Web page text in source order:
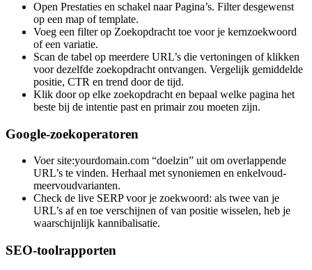
Open Prestaties en schakel naar Pagina’s. Filter desgewenst
op een map of template.
Voeg een filter op Zoekopdracht toe voor je kernzoekwoord
of een variatie.
Scan de tabel op meerdere URL’s die vertoningen of klikken
voor dezelfde zoekopdracht ontvangen. Vergelijk gemiddelde
positie, CTR en trend door de tijd.
Klik door op elke zoekopdracht en bepaal welke pagina het
beste bij de intentie past en primair zou moeten zijn.
Google-zoekoperatoren
Voer site:yourdomain.com “doelzin” uit om overlappende
URL’s te vinden. Herhaal met synoniemen en enkelvoud-
meervoudvarianten.
Check de live SERP voor je zoekwoord: als twee van je
URL’s af en toe verschijnen of van positie wisselen, heb je
waarschijnlijk kannibalisatie.
SEO-toolrapporten